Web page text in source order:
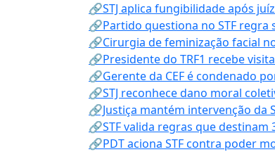
🔗STJ aplica fungibilidade após
🔗Partido questiona no STF regra
🔗Cirurgia de feminização facial
🔗Presidente do TRF1 recebe
🔗Gerente da CEF é condenado
🔗STJ reconhece dano moral
🔗Justiça mantém intervenção da
🔗STF valida regras que
🔗PDT aciona STF contra poder